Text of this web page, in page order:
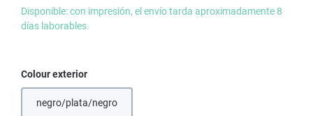
Disponible: con impresión, el envío tarda aproximadamente 8
días laborables.
Seleccione
Colour exterior
negro/plata/negro